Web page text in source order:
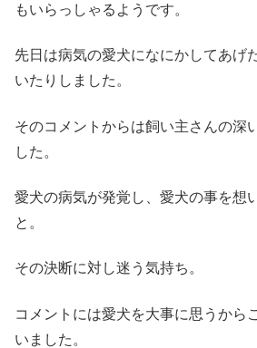
もいらっしゃるようです。
先日は病気の愛犬になにかしてあげ
いたりしました。
そのコメントからは飼い主さんの深
した。
愛犬の病気が発覚し、愛犬の事を想
と。
その決断に対し迷う気持ち。
コメントには愛犬を大事に思うから
いました。